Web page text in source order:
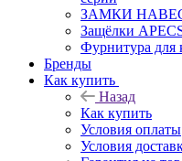
ЗАМКИ
Защёлки
Фурнитура для
Бренды
Как купить
Назад
Как купить
Условия оплаты
Условия